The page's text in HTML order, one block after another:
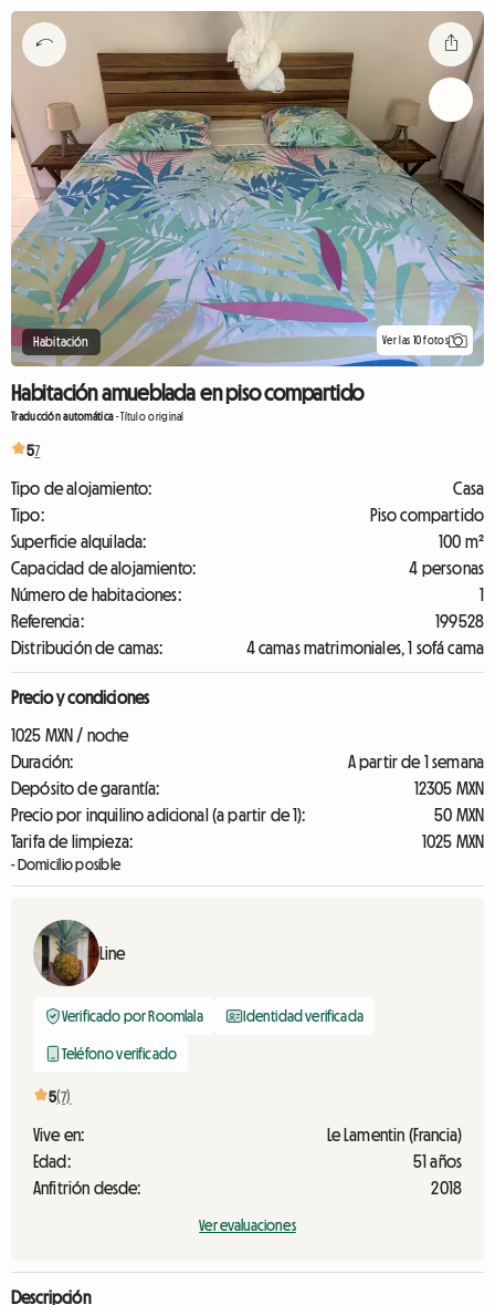
Habitación Ver las 10 fotos
Habitación amueblada en piso compartido
Traducción automática-Título original
57
Tipo de alojamiento:
Casa
Tipo:
Piso compartido
Superficie alquilada:
100 m²
Capacidad de alojamiento:
4 personas
Número de habitaciones:
1
Referencia:
199528
Distribución de camas:
4 camas matrimoniales, 1 sofá cama
Precio y condiciones
1025 MXN / noche
Duración:
A partir de 1 semana
Depósito de garantía:
12305 MXN
Precio por inquilino adicional (a partir de 1):
50 MXN
Tarifa de limpieza:
1025 MXN
- Domicilio posible
Line
Verificado por Roomlala Identidad verificada
Teléfono verificado
5(7)
Vive en:
Le Lamentin (Francia)
Edad:
51 años
Anfitrión desde:
2018
Ver evaluaciones
Descripción